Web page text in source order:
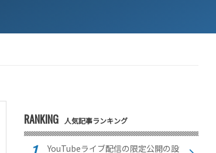
RANKING 人気記事ランキング
YouTubeライブ配信の限定公開の設